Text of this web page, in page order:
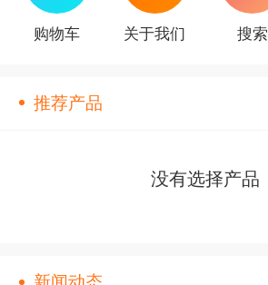
购物车 关于我们 搜索
推荐产品
没有选择产品